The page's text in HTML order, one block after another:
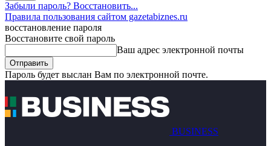
Забыли пароль? Восстановить...
Правила пользования сайтом gazetabiznes.ru
восстановление пароля
Восстановите свой пароль
Ваш адрес электронной почты
Пароль будет выслан Вам по электронной почте.
BUSINESS